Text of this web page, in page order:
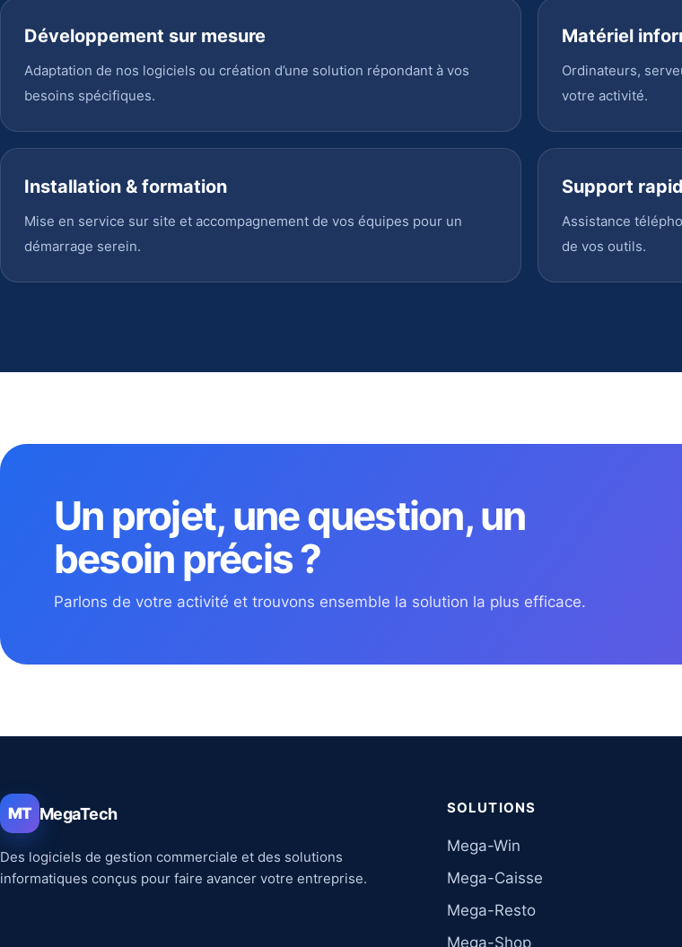
Développement sur mesure
Adaptation de nos logiciels ou création d’une solution répondant à vos
besoins spécifiques.
Matériel
Ordinateurs,
votre activité.
Installation & formation
Mise en service sur site et accompagnement de vos équipes pour un
démarrage serein.
Support
Assistance
de vos outils.
Un projet, une question, un
besoin précis ?
Parlons de votre activité et trouvons ensemble la solution la plus efficace.
MT MegaTech
Des logiciels de gestion commerciale et des solutions
informatiques conçus pour faire avancer votre entreprise.
SOLUTIONS
Mega-Win
Mega-Caisse
Mega-Resto
Mega-Shop